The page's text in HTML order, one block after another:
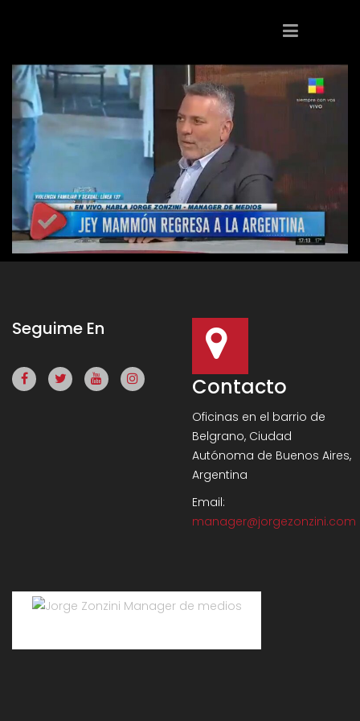
Seguime En
Contacto
Oficinas en el barrio de
Belgrano, Ciudad
Autónoma de Buenos Aires,
Argentina
Email:
manager@jorgezonzini.com